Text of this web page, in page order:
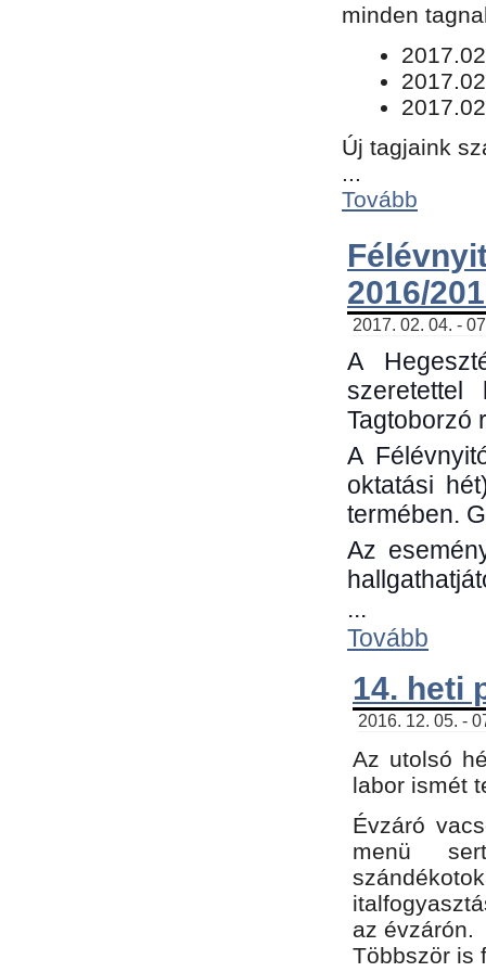
minden
Új tagjaink
...
Tovább
2016/
2017. 02. 04. -
A
Tagtoborzó
A
oktatási
termében.
Az
...
Tovább
14. heti
2016. 12. 05. -
Az utolsó
labor ismét
Évzáró
menü
az évzárón.
Többször is